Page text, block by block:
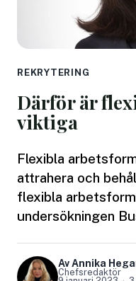
REKRYTERING
Därför är
viktiga
Flexibla
attrahera och
flexibla
undersökningen
Av Annika
Chefsredaktör